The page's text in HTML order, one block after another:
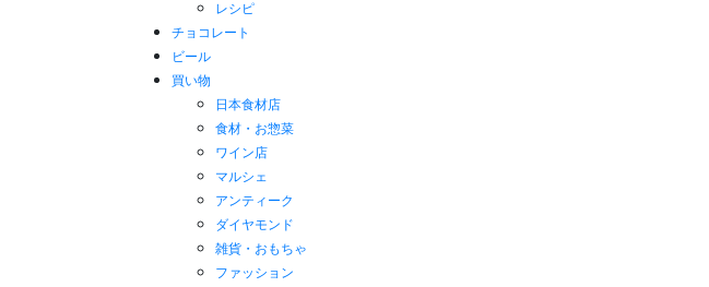
レシピ
チョコレート
ビール
買い物
日本食材店
食材・お惣菜
ワイン店
マルシェ
アンティーク
ダイヤモンド
雑貨・おもちゃ
ファッション